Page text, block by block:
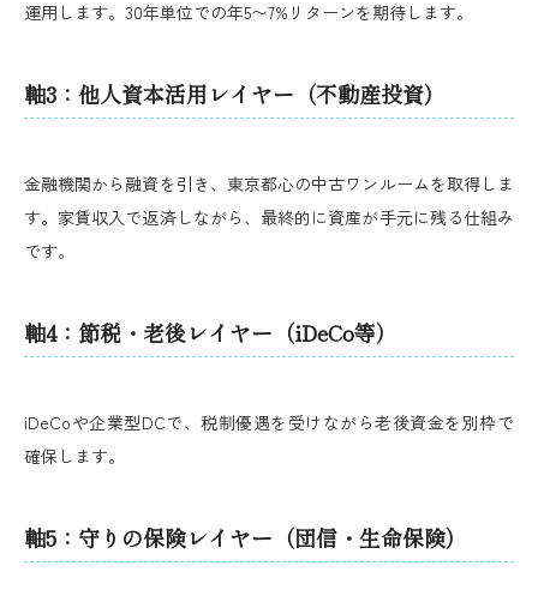
運用します。30年単位での年5〜7%リターンを期待します。
軸3：他人資本活用レイヤー（不動産投資）
金融機関から融資を引き、東京都心の中古ワンルームを取得しま
す。家賃収入で返済しながら、最終的に資産が手元に残る仕組み
です。
軸4：節税・老後レイヤー（iDeCo等）
iDeCoや企業型DCで、税制優遇を受けながら老後資金を別枠で
確保します。
軸5：守りの保険レイヤー（団信・生命保険）